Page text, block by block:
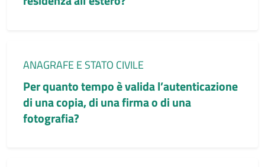
Categoria:
ANAGRAFE E STATO CIVILE
Per quanto tempo è valida l’autenticazione
di una copia, di una firma o di una
fotografia?